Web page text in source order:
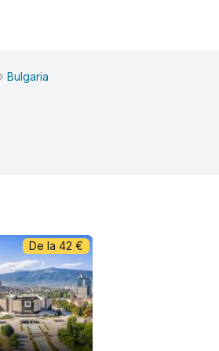
Bulgaria
De la 42 €